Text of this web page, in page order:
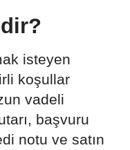
isteyen
koşullar
vadeli
başvuru
notu ve satın